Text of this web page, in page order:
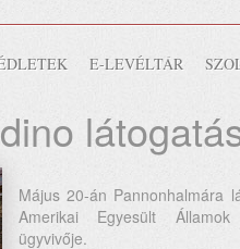
E-LEVÉLTÁR
Május 20-án Pannonhalmára
Amerikai Egyesült Államok
ügyvivője.